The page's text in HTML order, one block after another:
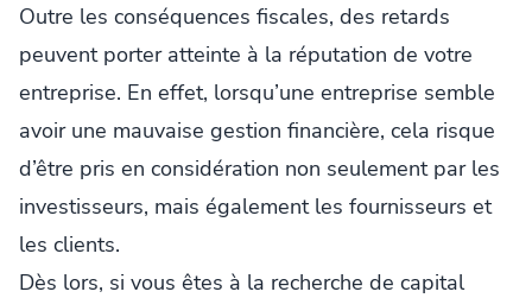
Outre les conséquences fiscales, des retards
peuvent porter atteinte à la réputation de votre
entreprise. En effet, lorsqu’une entreprise semble
avoir une mauvaise gestion financière, cela risque
d’être pris en considération non seulement par les
investisseurs, mais également les fournisseurs et
les clients.
Dès lors, si vous êtes à la recherche de capital